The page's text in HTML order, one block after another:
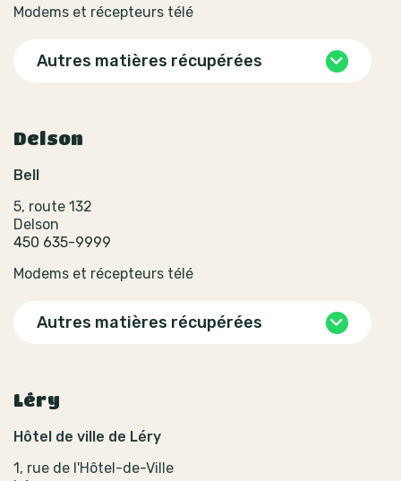
Modems et récepteurs télé
Autres matières récupérées
Delson
Bell
5, route 132
Delson
450 635-9999
Modems et récepteurs télé
Autres matières récupérées
Léry
Hôtel de ville de Léry
1, rue de l'Hôtel-de-Ville